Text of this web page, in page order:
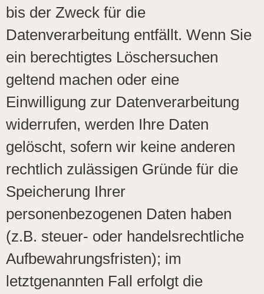
bis der Zweck für die
Datenverarbeitung entfällt. Wenn Sie
ein berechtigtes Löschersuchen
geltend machen oder eine
Einwilligung zur Datenverarbeitung
widerrufen, werden Ihre Daten
gelöscht, sofern wir keine anderen
rechtlich zulässigen Gründe für die
Speicherung Ihrer
personenbezogenen Daten haben
(z.B. steuer- oder handelsrechtliche
Aufbewahrungsfristen); im
letztgenannten Fall erfolgt die